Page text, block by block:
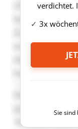
verdichtet.
3x
Sie sind